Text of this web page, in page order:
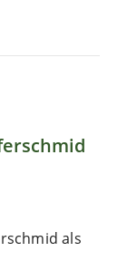
als